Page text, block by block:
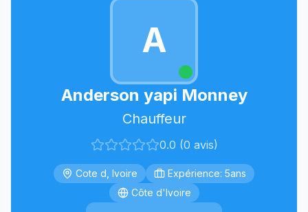
A
Anderson yapi Monney
Chauffeur
0.0 (0 avis)
Cote d, Ivoire
Expérience: 5ans
Côte d'Ivoire